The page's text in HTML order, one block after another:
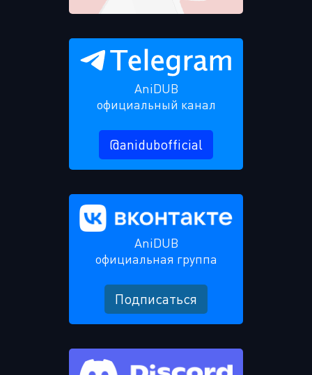
AniDUB
официальный канал
@anidubofficial
AniDUB
официальная группа
Подписаться